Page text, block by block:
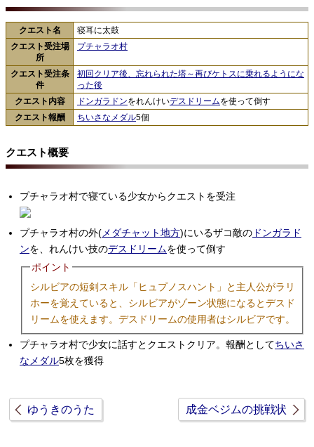
クエスト名
寝耳に太鼓
クエスト受注場
所
プチャラオ村
クエスト受注条
件
初回クリア後、忘れられた塔～再びケトスに乗れるようにな
った後
クエスト内容
ドンガラドンをれんけいデスドリームを使って倒す
クエスト報酬
ちいさなメダル5個
クエスト概要
プチャラオ村で寝ている少女からクエストを受注
プチャラオ村の外( メダチャット地方)にいるザコ敵の ドンガラド
ンを、れんけい技のデスドリームを使って倒す
ポイント
シルビアの短剣スキル「ヒュプノスハント」と主人公がラリ
ホーを覚えていると、シルビアがゾーン状態になるとデスド
リームを使えます。デスドリームの使用者はシルビアです。
プチャラオ村で少女に話すとクエストクリア。報酬としてちいさ
なメダル5枚を獲得
ゆうきのうた 成金ベジムの挑戦状